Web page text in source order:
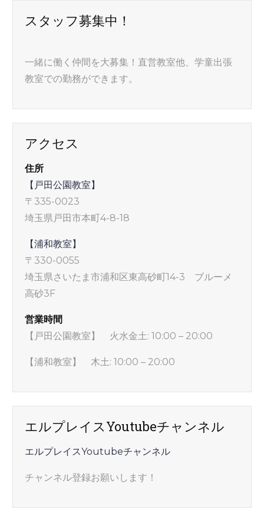
スタッフ募集中！
一緒に働く仲間を大募集！直営教室他、学童出張
教室での勤務ができます。
アクセス
住所
【戸田公園教室】
〒335-0023
埼玉県戸田市本町4-8-18
【浦和教室】
〒330-0055
埼玉県さいたま市浦和区東高砂町14-3 ブルーメ
高砂3F
営業時間
【戸田公園教室】 火水金土: 10:00 – 20:00
【浦和教室】 木土: 10:00 – 20:00
エルプレイスYoutubeチャンネル
エルプレイスYoutubeチャンネル
チャンネル登録お願いします！